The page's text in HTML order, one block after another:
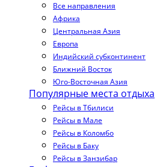
Все направления
Африка
Центральная Азия
Европа
Индийский субконтинент
Ближний Восток
Юго-Восточная Азия
Популярные места отдыха
Рейсы в Тбилиси
Рейсы в Мале
Рейсы в Коломбо
Рейсы в Баку
Рейсы в Занзибар